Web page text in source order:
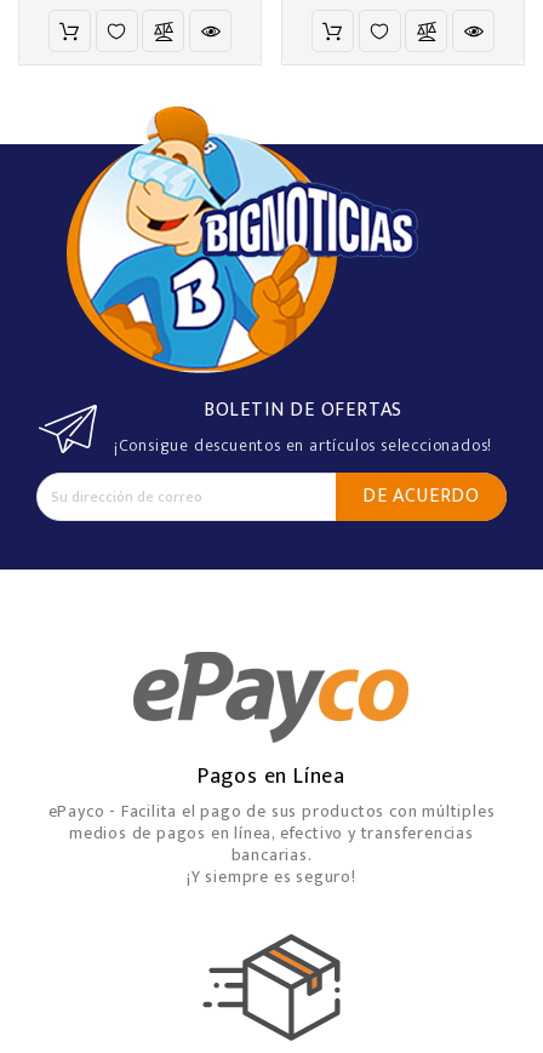
BOLETIN DE OFERTAS
¡Consigue descuentos en artículos seleccionados!
Pagos en Línea
ePayco - Facilita el pago de sus productos con múltiples
medios de pagos en línea, efectivo y transferencias
bancarias.
¡Y siempre es seguro!